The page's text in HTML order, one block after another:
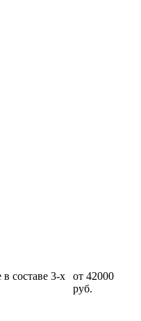
составе 3-х
от 42000
руб.